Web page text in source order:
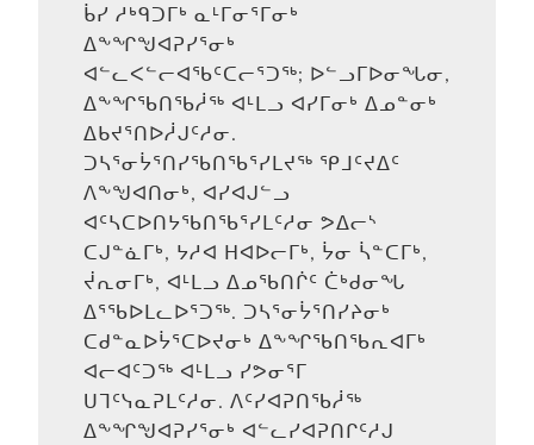
ᑳᓯ ᓱᒃᑫᑐᒥᒃ ᓇᒻᒥᓂᕐᒥᓂᒃ
ᐃᖕᖏᖑᐊᕈᓯᕐᓂᒃ
ᐊᓪᓚᐸᓪᓕᐊᖃᑦᑕᓕᕐᑐᖅ; ᐅᓪᓗᒥᐅᓂᖓᓂ,
ᐃᖕᖏᖃᑎᖃᓲᖅ ᐊᒻᒪᓗ ᐊᓯᒥᓂᒃ ᐃᓄᓐᓂᒃ
ᐃᑲᔪᕐᑎᐅᓲᒍᑦᓱᓂ.
ᑐᓴᕐᓂᔮᕐᑎᓯᖃᑎᖃᕐᓯᒪᔪᖅ ᕿᒧᑦᔪᐃᑦ
ᐱᖕᖑᐊᑎᓂᒃ, ᐊᓯᐊᒍᓪᓗ
ᐊᑦᓴᑕᐅᑎᔭᖃᑎᖃᕐᓯᒪᑦᓱᓂ ᕗᐃᓕᔅ
ᑕᒍᓐᓈᒥᒃ, ᔭᓱᐊ ᕼᐊᐅᓕᒥᒃ, ᔮᓂ ᓵᓐᑕᒥᒃ,
ᔫᕆᓂᒥᒃ, ᐊᒻᒪᓗ ᐃᓄᖃᑎᒌᑦ ᑖᒃᑯᓂᖓ
ᐃᕐᖃᐅᒪᓚᐅᕐᑐᖅ. ᑐᓴᕐᓂᔮᕐᑎᓯᔨᓂᒃ
ᑕᑯᓐᓇᐅᔮᕐᑕᐅᔪᓂᒃ ᐃᖕᖏᖃᑎᖃᕆᐊᒥᒃ
ᐊᓕᐊᑦᑐᖅ ᐊᒻᒪᓗ ᓯᕗᓂᕐᒥ
ᑌᒣᑦᓭᓇᕈᒪᑦᓱᓂ. ᐱᑦᓯᐊᕈᑎᖃᓲᖅ
ᐃᖕᖏᖑᐊᕈᓯᕐᓂᒃ ᐊᓪᓚᓯᐊᕈᑎᒋᑦᓱᒍ